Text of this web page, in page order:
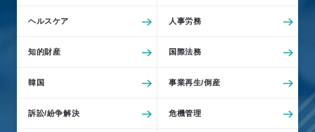
r
s
t
o
ヘルスケア 人事労務
知的財産 国際法務
韓国 事業再生/倒産
訴訟/紛争解決 危機管理